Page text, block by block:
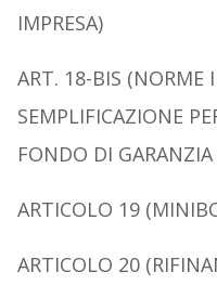
IMPRESA)
ART. 18-BIS (NORME
SEMPLIFICAZIONE
FONDO DI GARANZIA
ARTICOLO 19 (M
ARTICOLO 20 (R